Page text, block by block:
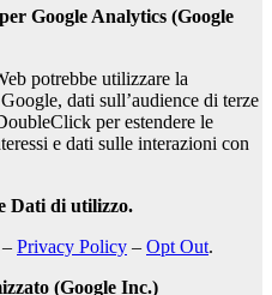
Google Analytics (Google
potrebbe utilizzare la
dati sull’audience di terze
per estendere le
e dati sulle interazioni con
Dati di utilizzo.
Privacy Policy – Opt Out.
(Google Inc.)